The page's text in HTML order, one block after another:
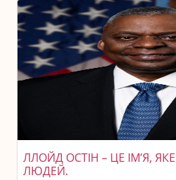
ЛЛОЙД ОСТІН – ЦЕ ІМ’Я,
ЛЮДЕЙ.